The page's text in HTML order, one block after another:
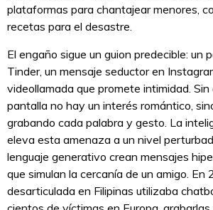
plataformas para chantajear menores,
recetas para el desastre.
El engaño sigue un guion predecible: un
Tinder, un mensaje seductor en
videollamada que promete intimidad. Sin
pantalla no hay un interés romántico,
grabando cada palabra y gesto. La
eleva esta amenaza a un nivel
lenguaje generativo crean mensajes
que simulan la cercanía de un amigo. En
desarticulada en Filipinas utilizaba